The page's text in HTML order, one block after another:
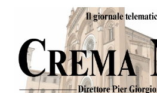
HOME
CRONACA
POLITICA
LA FOTO